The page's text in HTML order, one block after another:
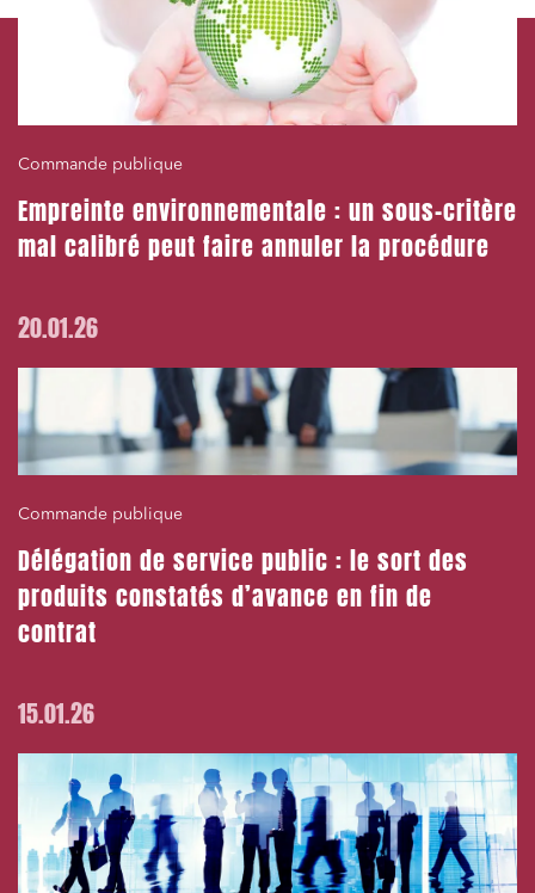
Commande publique
Empreinte environnementale : un sous-critère
mal calibré peut faire annuler la procédure
20.01.26
Commande publique
Délégation de service public : le sort des
produits constatés d’avance en fin de
contrat
15.01.26
Droit du numérique, données et conformité
Relations sociales et droit du travail
Services publics et collectivités
Commande publique
Projets immobiliers
Environnement
Banque finance et assurance
Droit des sociétés et Fusions-Acquisitions